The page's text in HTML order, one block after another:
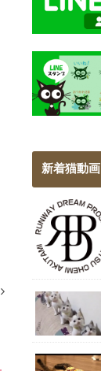
新着猫動画